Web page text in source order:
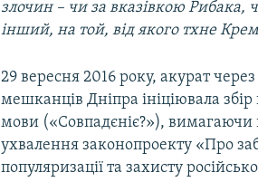
злочин – чи за вказівкою Рибака,
інший, на той, від якого тхне
29 вересня 2016 року, акурат
мешканців Дніпра ініціювала збір
мови («Совпадєніє?»), вимагаючи
ухвалення законопроекту «Про
популяризації та захисту